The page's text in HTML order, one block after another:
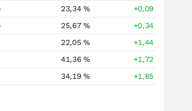
23,34 %
+0,09
25,67 %
+0,34
22,05 %
+1,44
41,36 %
+1,72
34,19 % +1,85